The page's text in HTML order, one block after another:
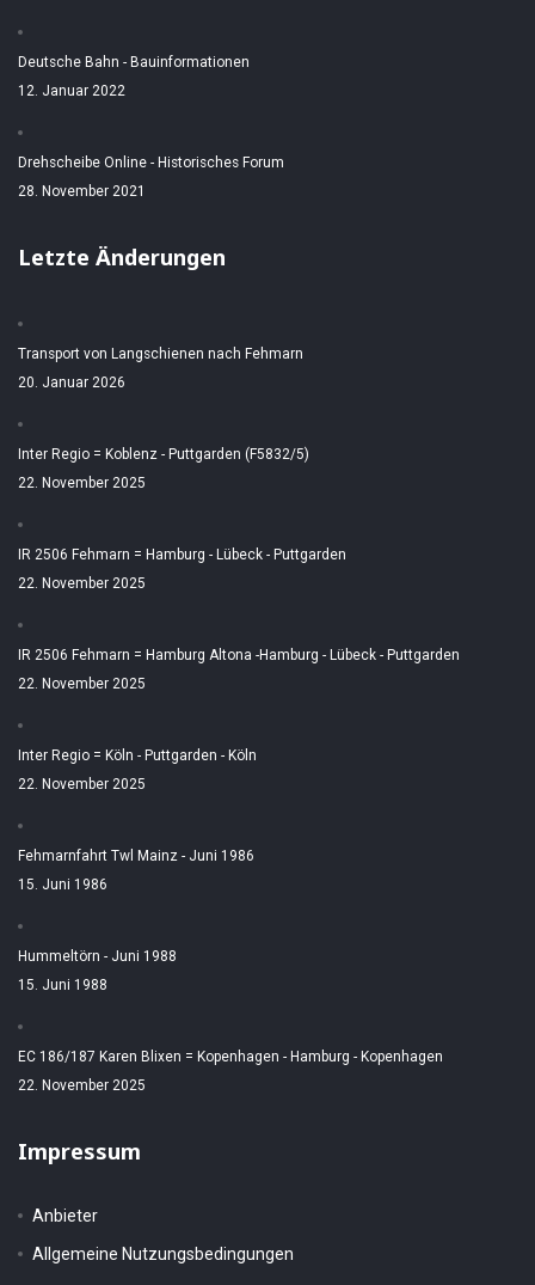
Deutsche Bahn - Bauinformationen
12. Januar 2022
Drehscheibe Online - Historisches Forum
28. November 2021
Letzte Änderungen
Transport von Langschienen nach Fehmarn
20. Januar 2026
Inter Regio = Koblenz - Puttgarden (F5832/5)
22. November 2025
IR 2506 Fehmarn = Hamburg - Lübeck - Puttgarden
22. November 2025
IR 2506 Fehmarn = Hamburg Altona -Hamburg - Lübeck - Puttgarden
22. November 2025
Inter Regio = Köln - Puttgarden - Köln
22. November 2025
Fehmarnfahrt Twl Mainz - Juni 1986
15. Juni 1986
Hummeltörn - Juni 1988
15. Juni 1988
EC 186/187 Karen Blixen = Kopenhagen - Hamburg - Kopenhagen
22. November 2025
Impressum
Anbieter
Allgemeine Nutzungsbedingungen